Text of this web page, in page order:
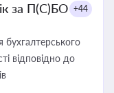
за П(С)БО +44
бухгалтерського
відповідно до